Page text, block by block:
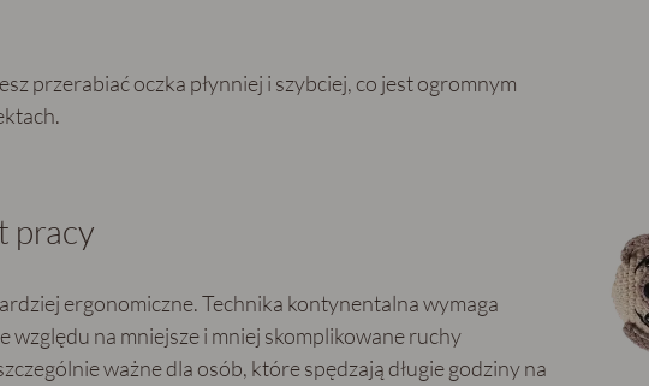
przerabiać oczka płynniej i szybciej, co jest ogromnym
pracy
ergonomiczne. Technika kontynentalna wymaga
względu na mniejsze i mniej skomplikowane ruchy
ważne dla osób, które spędzają długie godziny na